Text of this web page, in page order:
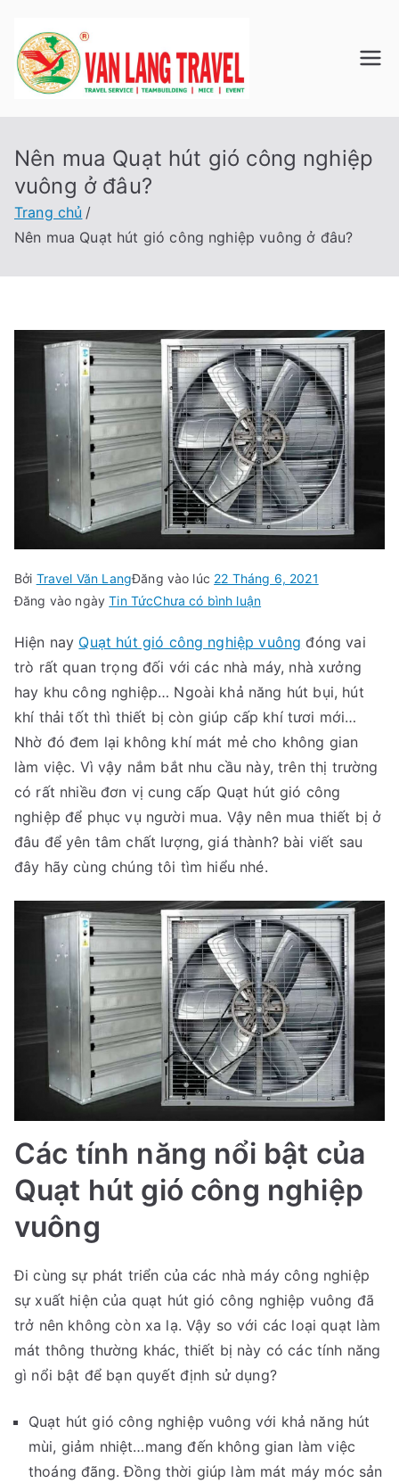
nội
dung
Du Lịch
LANG
TRAVE
L
Công ty TNHH Du
Nên mua Quạt hút gió công nghiệp
vuông ở đâu?
Trang chủ
Nên mua Quạt hút gió công nghiệp vuông ở đâu?
Bởi Travel Văn LangĐăng vào lúc 22 Tháng 6, 2021
Đăng vào ngàyTin TứcChưa có bình luậntrong
mua
Quạt
hút
gió
công
vuông
ở
đâu?
Hiện nay Quạt hút gió công nghiệp vuông đóng vai
trò rất quan trọng đối với các nhà máy, nhà xưởng
hay khu công nghiệp… Ngoài khả năng hút bụi, hút
khí thải tốt thì thiết bị còn giúp cấp khí tươi mới…
Nhờ đó đem lại không khí mát mẻ cho không gian
làm việc. Vì vậy nắm bắt nhu cầu này, trên thị trường
có rất nhiều đơn vị cung cấp Quạt hút gió công
nghiệp để phục vụ người mua. Vậy nên mua thiết bị ở
đâu để yên tâm chất lượng, giá thành? bài viết sau
đây hãy cùng chúng tôi tìm hiểu nhé.
Các tính năng nổi bật của
Quạt hút gió công nghiệp
vuông
Đi cùng sự phát triển của các nhà máy công nghiệp
sự xuất hiện của quạt hút gió công nghiệp vuông đã
trở nên không còn xa lạ. Vậy so với các loại quạt làm
mát thông thường khác, thiết bị này có các tính năng
gì nổi bật để bạn quyết định sử dụng?
Quạt hút gió công nghiệp vuông với khả năng hút
mùi, giảm nhiệt…mang đến không gian làm việc
thoáng đãng. Đồng thời giúp làm mát máy móc sản